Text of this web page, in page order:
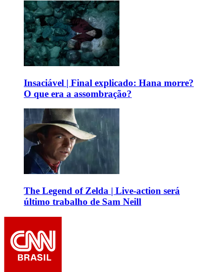
Insaciável | Final explicado: Hana morre?
O que era a assombração?
The Legend of Zelda | Live-action será
último trabalho de Sam Neill